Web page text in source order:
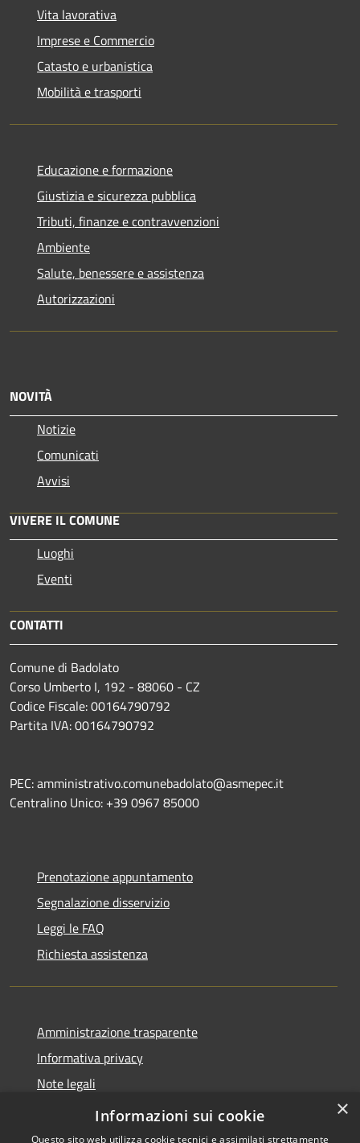
Vita lavorativa
Imprese e Commercio
Catasto e urbanistica
Mobilità e trasporti
Educazione e formazione
Giustizia e sicurezza pubblica
Tributi, finanze e contravvenzioni
Ambiente
Salute, benessere e assistenza
Autorizzazioni
NOVITÀ
Notizie
Comunicati
Avvisi
VIVERE IL COMUNE
Luoghi
Eventi
CONTATTI
Comune di Badolato
Corso Umberto I, 192 - 88060 - CZ
Codice Fiscale: 00164790792
Partita IVA: 00164790792
PEC: amministrativo.comunebadolato@asmepec.it
Centralino Unico: +39 0967 85000
Prenotazione appuntamento
Segnalazione disservizio
Leggi le FAQ
Richiesta assistenza
Amministrazione trasparente
Informativa privacy
Note legali
Dichiarazione di accessibilità
×
Informazioni sui cookie
Questo sito web utilizza cookie tecnici e assimilati strettamente